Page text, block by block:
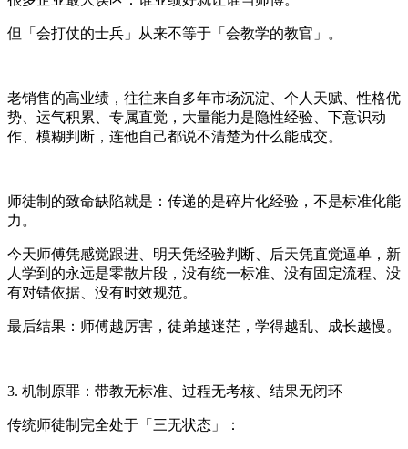
但「会打仗的士兵」从来不等于「会教学的教官」。
老销售的高业绩，往往来自多年市场沉淀、个人天赋、性格优
势、运气积累、专属直觉，大量能力是隐性经验、下意识动
作、模糊判断，连他自己都说不清楚为什么能成交。
师徒制的致命缺陷就是：传递的是碎片化经验，不是标准化能
力。
今天师傅凭感觉跟进、明天凭经验判断、后天凭直觉逼单，新
人学到的永远是零散片段，没有统一标准、没有固定流程、没
有对错依据、没有时效规范。
最后结果：师傅越厉害，徒弟越迷茫，学得越乱、成长越慢。
3. 机制原罪：带教无标准、过程无考核、结果无闭环
传统师徒制完全处于「三无状态」：